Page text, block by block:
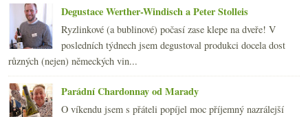
►února(24)
►ledna (24)
►2007(108)
Degustace Werther-Windisch a Peter Stolleis
Ryzlinkové (a bublinové) počasí zase klepe na dveře! V
posledních týdnech jsem degustoval produkci docela dost
různých (nejen) německých vin...
Parádní Chardonnay od Marady
O víkendu jsem s přáteli popíjel moc příjemný nazrálejší